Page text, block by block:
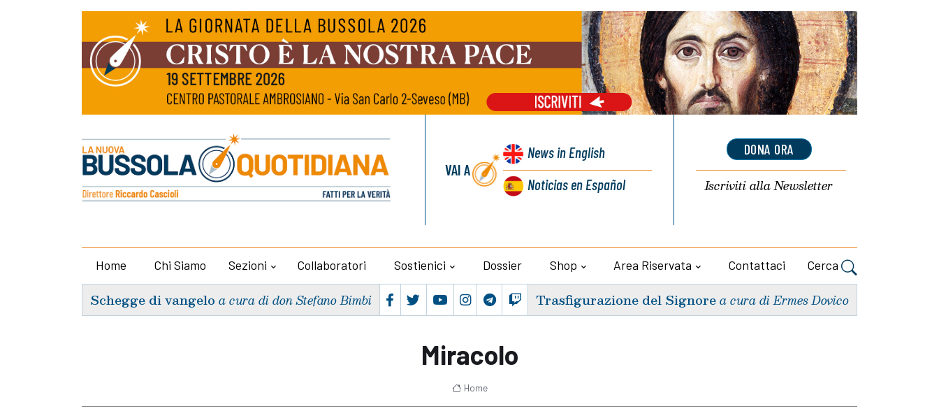
VAI A
Newsin English
Noticiasen Español
DONA ORA
Iscriviti allaNewsletter
Home Chi Siamo Sezioni Collaboratori Sostienici Dossier Shop Area Riservata Contattaci Cerca
Schegge di vangelo a cura di don Stefano Bimbi Trasfigurazione del Signorea cura di Ermes Dovico
Miracolo
Home